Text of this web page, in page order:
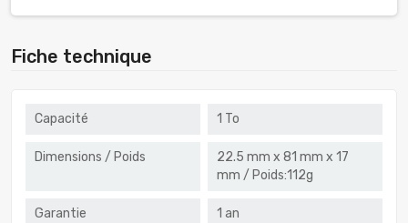
Fiche technique
Capacité 1 To
Dimensions / Poids
22.5 mm x 81 mm x 17
mm / Poids:112g
Garantie 1 an